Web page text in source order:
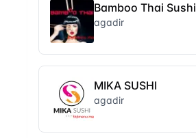
Bamboo Thai Sushi
agadir
MIKA SUSHI
agadir